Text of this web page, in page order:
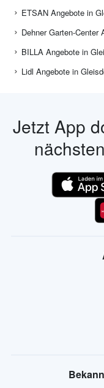
ETSAN Angebote in
Dehner Garten-Center
BILLA Angebote in
Lidl Angebote in
Jetzt App
nächsten